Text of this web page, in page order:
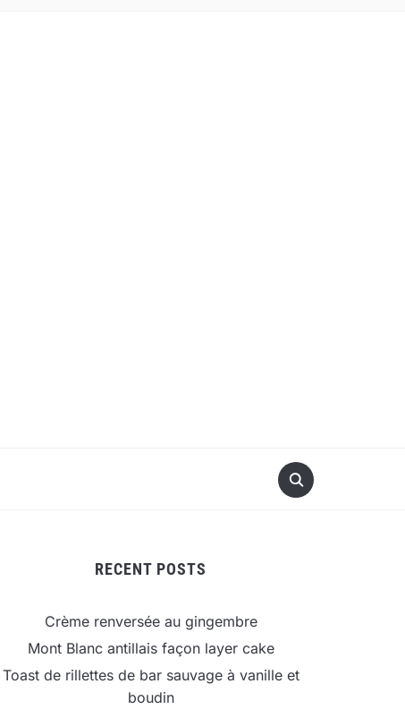
RECENT POSTS
Crème renversée au gingembre
Mont Blanc antillais façon layer cake
Toast de rillettes de bar sauvage à vanille et
boudin